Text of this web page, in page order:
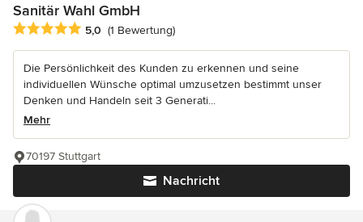
Sanitär Wahl GmbH
Durchschnittliche Bewertung: 5 von 5 Sternen
5,0 (1 Bewertung)
Die Persönlichkeit des Kunden zu erkennen und seine
individuellen Wünsche optimal umzusetzen bestimmt unser
Denken und Handeln seit 3 Generati...
Mehr
Nachricht
70197 Stuttgart